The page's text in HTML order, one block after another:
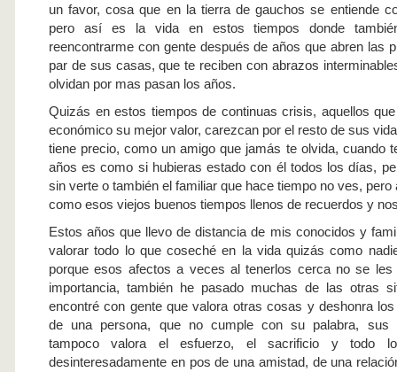
un favor, cosa que en la tierra de gauchos se entiende
pero así es la vida en estos tiempos donde
reencontrarme con gente después de años que abren las
par de sus casas, que te reciben con abrazos
olvidan por mas pasan los años.
Quizás en estos tiempos de continuas crisis, aquellos
económico su mejor valor, carezcan por el resto de sus
tiene precio, como un amigo que jamás te olvida, cuando
años es como si hubieras estado con él todos los días,
sin verte o también el familiar que hace tiempo no ves, pero
como esos viejos buenos tiempos llenos de recuerdos y
Estos años que llevo de distancia de mis conocidos y
valorar todo lo que coseché en la vida quizás como
porque esos afectos a veces al tenerlos cerca no se les
importancia, también he pasado muchas de las otras
encontré con gente que valora otras cosas y deshonra
de una persona, que no cumple con su palabra, sus
tampoco valora el esfuerzo, el sacrificio y todo
desinteresadamente en pos de una amistad, de una